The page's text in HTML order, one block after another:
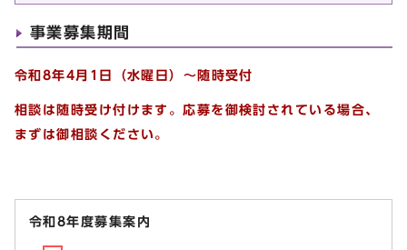
事業募集期間
令和8年4月1日（水曜日）～随時受付
相談は随時受け付けます。応募を御検討されている場合、
まずは御相談ください。
令和8年度募集案内